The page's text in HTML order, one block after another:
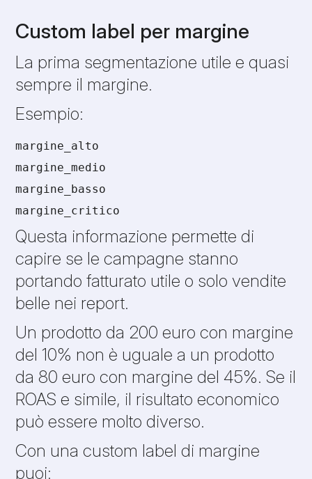
Custom label per margine
La prima segmentazione utile e quasi
sempre il margine.
Esempio:
margine_alto
margine_medio
margine_basso
margine_critico
Questa informazione permette di
capire se le campagne stanno
portando fatturato utile o solo vendite
belle nei report.
Un prodotto da 200 euro con margine
del 10% non è uguale a un prodotto
da 80 euro con margine del 45%. Se il
ROAS e simile, il risultato economico
può essere molto diverso.
Con una custom label di margine
puoi: